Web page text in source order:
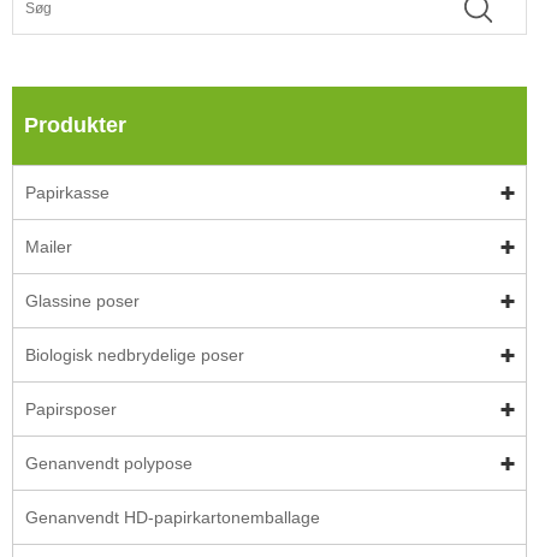
Produkter
Papirkasse
Mailer
Glassine poser
Biologisk nedbrydelige poser
Papirsposer
Genanvendt polypose
Genanvendt HD-papirkartonemballage